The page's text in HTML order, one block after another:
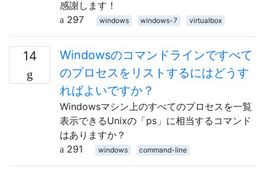
感謝します！
297
windows windows-7 virtualbox
14
Windowsのコマンドラインですべて
のプロセスをリストするにはどうす
ればよいですか？
Windowsマシン上のすべてのプロセスを一覧
表示できるUnixの「ps」に相当するコマンド
はありますか？
291
windows command-line